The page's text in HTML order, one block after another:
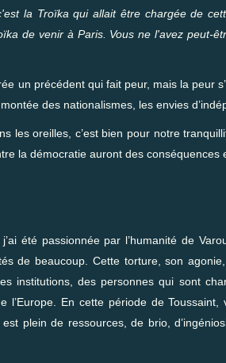
la Troïka qui allait être chargée de
de venir à Paris. Vous ne l'avez peut-
un précédent qui fait peur, mais la peur
des nationalismes, les envies
les oreilles, c’est bien pour notre
la démocratie auront des conséquences
été passionnée par l’humanité de
de beaucoup. Cette torture, son
institutions, des personnes qui sont
l’Europe. En cette période de
plein de ressources, de brio,